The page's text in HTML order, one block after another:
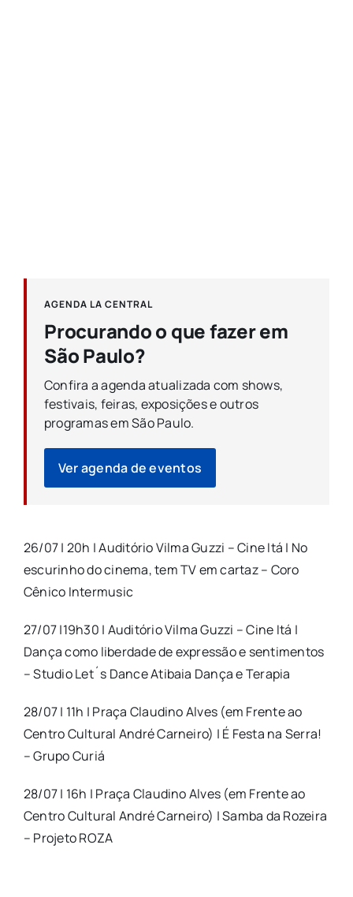
AGENDA LA CENTRAL
Procurando o que fazer em
São Paulo?
Confira a agenda atualizada com shows,
festivais, feiras, exposições e outros
programas em São Paulo.
Ver agenda de eventos
26/07 | 20h | Auditório Vilma Guzzi – Cine Itá | No
escurinho do cinema, tem TV em cartaz – Coro
Cênico Intermusic
27/07 |19h30 | Auditório Vilma Guzzi – Cine Itá |
Dança como liberdadedeexpressão e sentimentos
– Studio Let´s Dance Atibaia Dança e Terapia
28/07 | 11h | Praça Claudino Alves (em Frente ao
Centro Cultural André Carneiro) | É Festa na Serra!
– Grupo Curiá
28/07 | 16h | Praça Claudino Alves (em Frente ao
Centro Cultural André Carneiro) | Samba da Rozeira
– Projeto ROZA